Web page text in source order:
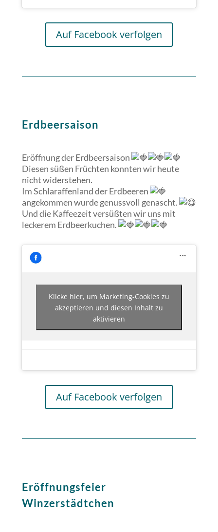
Auf Facebook verfolgen
Erdbeersaison
Eröffnung der Erdbeersaison
Diesen süßen Früchten konnten wir heute
nicht widerstehen.
Im Schlaraffenland der Erdbeeren
angekommen wurde genussvoll genascht.
Und die Kaffeezeit versüßten wir uns mit
leckerem Erdbeerkuchen.
Klicke hier, um Marketing-Cookies zu
akzeptieren und diesen Inhalt zu
aktivieren
Auf Facebook verfolgen
Eröffnungsfeier
Winzerstädtchen